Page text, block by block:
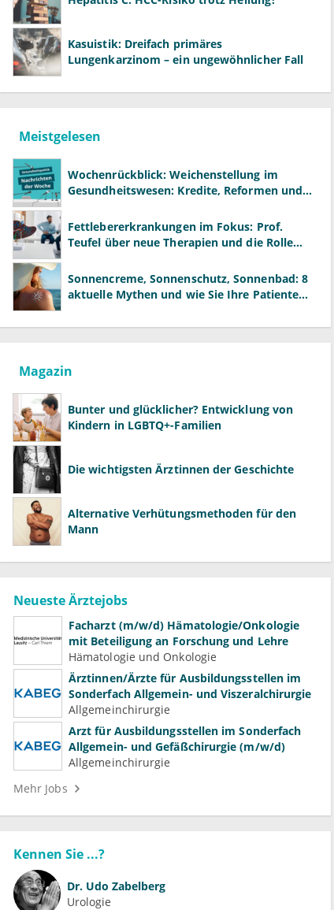
Kasuistik: Dreifach primäres
Lungenkarzinom – ein ungewöhnlicher Fall
Meistgelesen
Wochenrückblick: Weichenstellung im
Gesundheitswesen: Kredite, Reformen und
Fettlebererkrankungen im Fokus: Prof.
Teufel über neue Therapien und die Rolle
Sonnencreme, Sonnenschutz, Sonnenbad: 8
aktuelle Mythen und wie Sie Ihre Patienten
Magazin
Bunter und glücklicher? Entwicklung von
Kindern in LGBTQ+-Familien
Die wichtigsten Ärztinnen der Geschichte
Alternative Verhütungsmethoden für den
Mann
Neueste Ärztejobs
Facharzt (m/w/d) Hämatologie/Onkologie
mit Beteiligung an Forschung und Lehre
Hämatologie und Onkologie
Ärztinnen/Ärzte für Ausbildungsstellen im
Sonderfach Allgemein- und Viszeralchirurgie
Allgemeinchirurgie
Arzt für Ausbildungsstellen im Sonderfach
Allgemein- und Gefäßchirurgie (m/w/d)
Allgemeinchirurgie
Mehr Jobs
Kennen Sie ...?
Dr. Udo Zabelberg
Urologie